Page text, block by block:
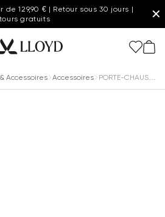
129,90 € | Retour sous 30 jours |
gratuits
✕
Accessoires Accessoires PORTE-CHAUSSURES EN BOIS 24cm